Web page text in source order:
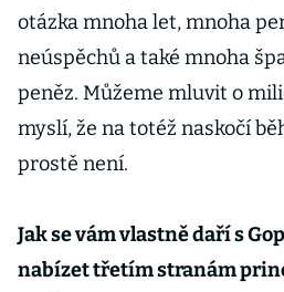
otázka mnoha let, mnoha
neúspěchů a také mnoha
peněz. Můžeme mluvit o
myslí, že na totéž naskočí
prostě není.
Jak se vám vlastně daří s
nabízet třetím stranám